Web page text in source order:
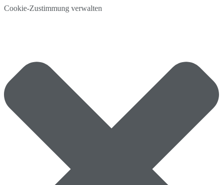
Cookie-Zustimmung verwalten